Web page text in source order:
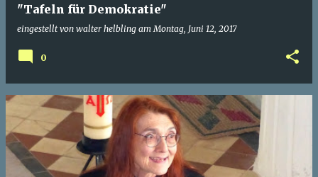
"Tafeln für Demokratie"
eingestellt von walter helbling amMontag, Juni 12, 2017
0